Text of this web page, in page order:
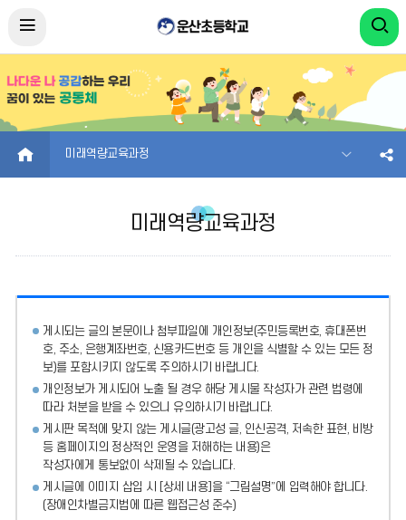
HOME 미래역량교육과정
미래역량교육과정
게시되는 글의 본문이나 첨부파일에
개인정보(주민등록번호, 휴대폰번
호, 주소, 은행계좌번호, 신용카드번호 등 개인을 식별할 수 있는 모든 정
보)를 포함시키지 않도록 주의하시기 바랍니다.
개인정보가 게시되어 노출 될 경우 해당 게시물 작성자가 관련 법령에
따라 처분을 받을 수 있으니 유의하시기 바랍니다.
게시판 목적에 맞지 않는 게시글(광고성 글, 인신공격, 저속한 표현, 비방
등 홈페이지의 정상적인 운영을 저해하는 내용)은
작성자에게 통보없이 삭제될 수 있습니다.
게시글에 이미지 삽입 시 [상세 내용]을 “그림설명”에 입력해야 합니다.
(장애인차별금지법에 따른 웹접근성 준수)